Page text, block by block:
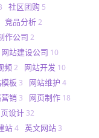
社区团购 5
竞品分析2
作公司 2
网站建设公司 10
频2 网站开发 10
板 3 网站维护 4
销 3 网页制作 18
设计 32
站4 英文网站 3